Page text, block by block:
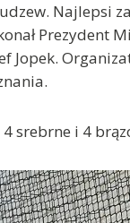
Najlepsi
Prezydent
Jopek.
srebrne i 4